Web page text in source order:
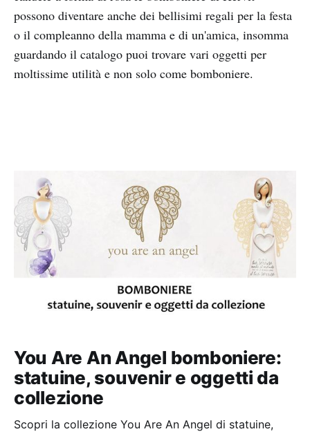
possono diventare anche dei bellisimi regali per la festa
o il compleanno della mamma e di un'amica, insomma
guardando il catalogo puoi trovare vari oggetti per
moltissime utilità e non solo come bomboniere.
You Are An Angel bomboniere:
statuine, souvenir e oggetti da
collezione
Scopri la collezione You Are An Angel di statuine,